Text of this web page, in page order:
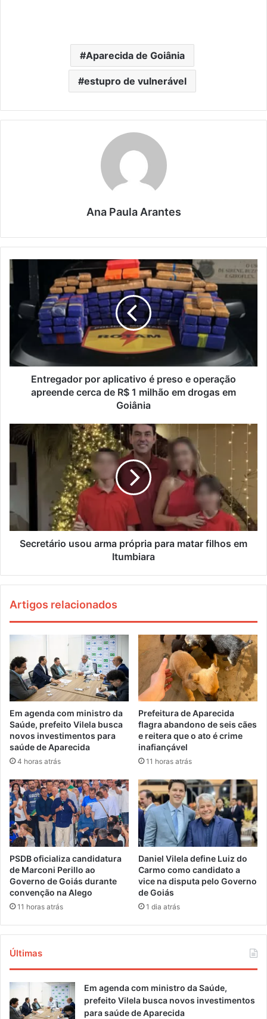
Aparecida de Goiânia
estupro de vulnerável
Ana Paula Arantes
Entregador por aplicativo é preso e operação
apreende cerca de R$ 1 milhão em drogas em
Goiânia
Secretário usou arma própria para matar filhos em
Itumbiara
Artigos relacionados
Em agenda com ministro da
Saúde, prefeito Vilela busca
novos investimentos para
saúde de Aparecida
4 horas atrás
Prefeitura de Aparecida
flagra abandono de seis cães
e reitera que o ato é crime
inafiançável
11 horas atrás
PSDB oficializa candidatura
de Marconi Perillo ao
Governo de Goiás durante
convenção na Alego
11 horas atrás
Daniel Vilela define Luiz do
Carmo como candidato a
vice na disputa pelo Governo
de Goiás
1 dia atrás
Últimas
Em agenda com ministro da Saúde,
prefeito Vilela busca novos investimentos
para saúde de Aparecida